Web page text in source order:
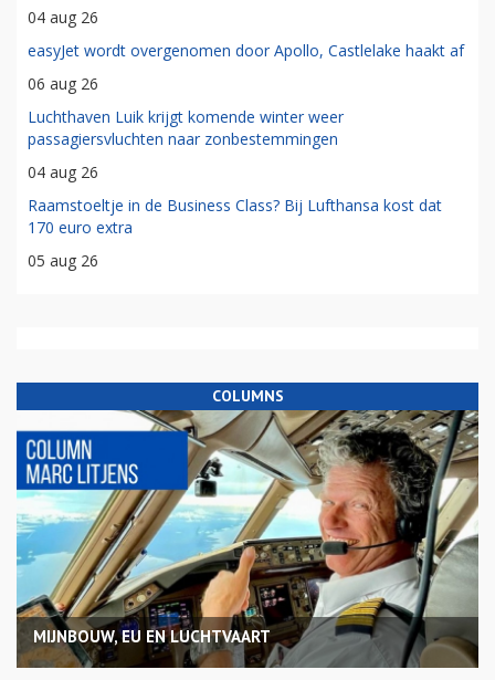
04 aug 26
easyJet wordt overgenomen door Apollo, Castlelake haakt af
06 aug 26
Luchthaven Luik krijgt komende winter weer
passagiersvluchten naar zonbestemmingen
04 aug 26
Raamstoeltje in de Business Class? Bij Lufthansa kost dat
170 euro extra
05 aug 26
COLUMNS
MIJNBOUW, EU EN LUCHTVAART